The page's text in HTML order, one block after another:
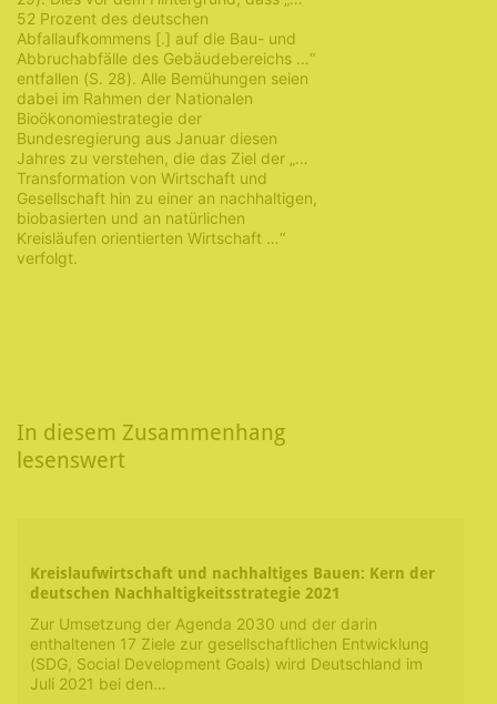
52 Prozent des deutschen
Abfallaufkommens [.] auf die Bau- und
Abbruchabfälle des Gebäudebereichs …“
entfallen (S. 28). Alle Bemühungen seien
dabei im Rahmen der Nationalen
Bioökonomiestrategie der
Bundesregierung aus Januar diesen
Jahres zu verstehen, die das Ziel der „…
Transformation von Wirtschaft und
Gesellschaft hin zu einer an nachhaltigen,
biobasierten und an natürlichen
Kreisläufen orientierten Wirtschaft …“
verfolgt.
In diesem Zusammenhang
lesenswert
Kreislaufwirtschaft und nachhaltiges Bauen: Kern der
deutschen Nachhaltigkeitsstrategie 2021
Zur Umsetzung der Agenda 2030 und der darin
enthaltenen 17 Ziele zur gesellschaftlichen Entwicklung
(SDG, Social Development Goals) wird Deutschland im
Juli 2021 bei den…